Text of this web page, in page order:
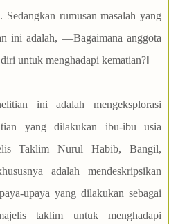
Sedangkan rumusan masalah yang
ini adalah, ―Bagaimana anggota
untuk menghadapi kematian?‖
ini adalah mengeksplorasi
yang dilakukan ibu-ibu usia
Taklim Nurul Habib, Bangil,
adalah mendeskripsikan
upaya yang dilakukan sebagai
taklim untuk menghadapi